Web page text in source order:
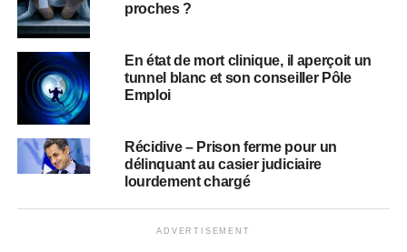
proches ?
En état de mort clinique, il aperçoit un
tunnel blanc et son conseiller Pôle
Emploi
Récidive – Prison ferme pour un
délinquant au casier judiciaire
lourdement chargé
ADVERTISEMENT